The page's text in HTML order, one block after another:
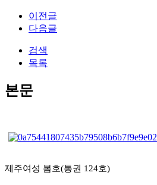
이전글
다음글
검색
목록
본문
제주여성 봄호(통권 124호)